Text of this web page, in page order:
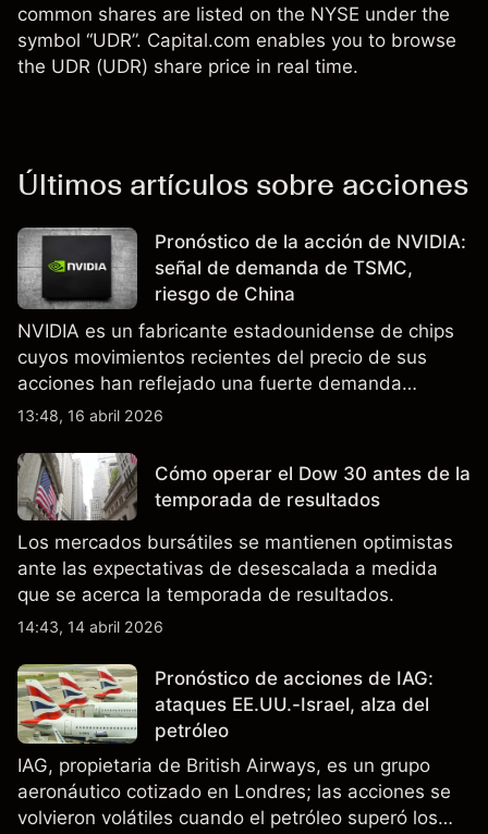
common shares are listed on the NYSE under the
symbol “UDR”. Capital.com enables you to browse
the UDR (UDR) share price in real time.
Últimos artículos sobre acciones
Pronóstico de la acción de NVIDIA:
señal de demanda de TSMC,
riesgo de China
NVIDIA es un fabricante estadounidense de chips
cuyos movimientos recientes del precio de sus
acciones han reflejado una fuerte demanda
relacionada con la IA, ingresos trimestrales récord
de exportación de EE.UU. que afectan las ventas
en China.
13:48, 16 abril 2026
Cómo operar el Dow 30 antes de la
temporada de resultados
Los mercados bursátiles se mantienen optimistas
ante las expectativas de desescalada a medida
que se acerca la temporada de resultados.
14:43, 14 abril 2026
Pronóstico de acciones de IAG:
ataques EE.UU.-Israel, alza del
petróleo
IAG, propietaria de British Airways, es un grupo
aeronáutico cotizado en Londres; las acciones se
volvieron volátiles cuando el petróleo superó los